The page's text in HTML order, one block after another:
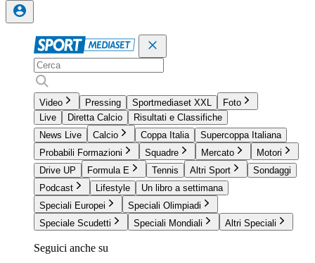
Video Pressing Sportmediaset XXL
Foto
Live
Diretta Calcio
Risultati e Classifiche
News Live
Calcio Coppa Italia
Supercoppa Italiana
Probabili Formazioni
Squadre Mercato
Motori
Drive UP
Formula E Tennis Altri Sport
Sondaggi
Podcast
Lifestyle
Un libro a settimana
Speciali Europei
Speciali Olimpiadi
Speciale Scudetti
Speciali Mondiali Altri Speciali
Seguici anche su